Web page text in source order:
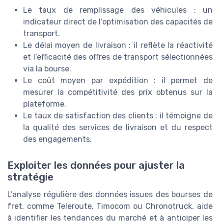
Le taux de remplissage des véhicules : un
indicateur direct de l’optimisation des capacités de
transport.
Le délai moyen de livraison : il reflète la réactivité
et l’efficacité des offres de transport sélectionnées
via la bourse.
Le coût moyen par expédition : il permet de
mesurer la compétitivité des prix obtenus sur la
plateforme.
Le taux de satisfaction des clients : il témoigne de
la qualité des services de livraison et du respect
des engagements.
Exploiter les données pour ajuster la
stratégie
L’analyse régulière des données issues des bourses de
fret, comme Teleroute, Timocom ou Chronotruck, aide
à identifier les tendances du marché et à anticiper les